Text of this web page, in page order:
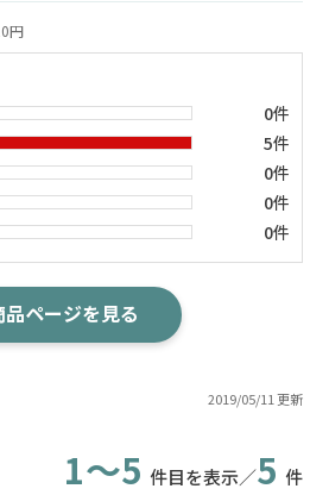
2019/05/11 更新
円
0件
5件
0件
0件
0件
品ページを見る
1～5 件目を表示／5 件